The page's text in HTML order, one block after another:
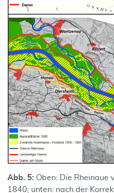
Abb. 5: Oben: Die Rheinaue
1840; unten: nach der